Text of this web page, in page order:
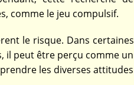
comme le jeu compulsif.
le risque. Dans certaines
il peut être perçu comme un
les diverses attitudes